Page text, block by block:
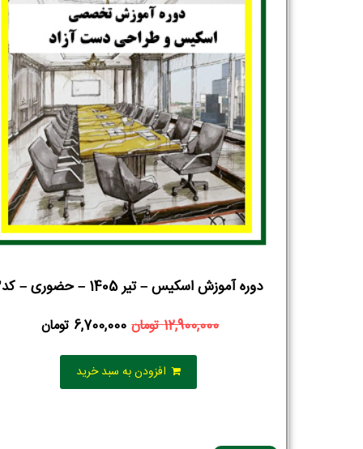
دوره آموزش اسکیس – تیر 1405 – حضوری – کد2
12,900,000تومان 6,700,000 تومان
افزودن به سبد خرید